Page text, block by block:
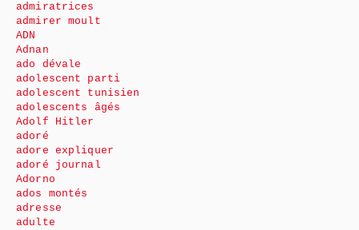
admiratrices
admirer moult
ADN
Adnan
ado dévale
adolescent parti
adolescent tunisien
adolescents âgés
Adolf Hitler
adoré
adore expliquer
adoré journal
Adorno
ados montés
adresse
adulte